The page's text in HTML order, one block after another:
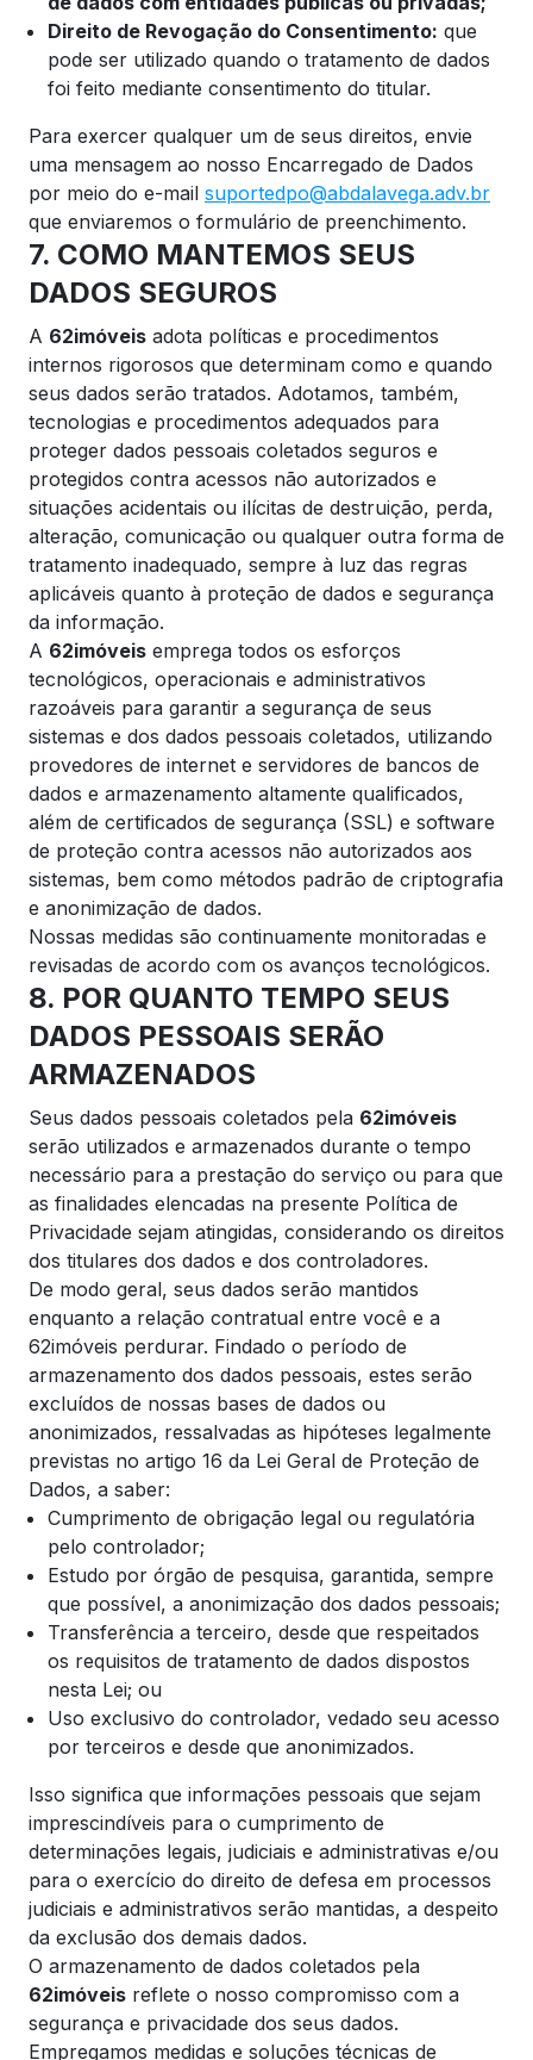
Direito de Revogação do Consentimento: que
pode ser utilizado quando o tratamento de dados
foi feito mediante consentimento do titular.
Para exercer qualquer um de seus direitos, envie
uma mensagem ao nosso Encarregado de Dados
por meio do e-mail suportedpo@abdalavega.adv.br
que enviaremos o formulário de preenchimento.
7. COMO MANTEMOS SEUS
DADOS SEGUROS
A 62imóveis adota políticas e procedimentos
internos rigorosos que determinam como e quando
seus dados serão tratados. Adotamos, também,
tecnologias e procedimentos adequados para
proteger dados pessoais coletados seguros e
protegidos contra acessos não autorizados e
situações acidentais ou ilícitas de destruição, perda,
alteração, comunicação ou qualquer outra forma de
tratamento inadequado, sempre à luz das regras
aplicáveis quanto à proteção de dados e segurança
da informação.
A 62imóveis emprega todos os esforços
tecnológicos, operacionais e administrativos
razoáveis para garantir a segurança de seus
sistemas e dos dados pessoais coletados, utilizando
provedores de internet e servidores de bancos de
dados e armazenamento altamente qualificados,
além de certificados de segurança (SSL) e software
de proteção contra acessos não autorizados aos
sistemas, bem como métodos padrão de criptografia
e anonimização de dados.
Nossas medidas são continuamente monitoradas e
revisadas de acordo com os avanços tecnológicos.
8. POR QUANTO TEMPO SEUS
DADOS PESSOAIS SERÃO
ARMAZENADOS
Seus dados pessoais coletados pela 62imóveis
serão utilizados e armazenados durante o tempo
necessário para a prestação do serviço ou para que
as finalidades elencadas na presente Política de
Privacidade sejam atingidas, considerando os direitos
dos titulares dos dados e dos controladores.
De modo geral, seus dados serão mantidos
enquanto a relação contratual entre você e a
62imóveis perdurar. Findado o período de
armazenamento dos dados pessoais, estes serão
excluídos de nossas bases de dados ou
anonimizados, ressalvadas as hipóteses legalmente
previstas no artigo 16 da Lei Geral de Proteção de
Dados, a saber:
Cumprimento de obrigação legal ou regulatória
pelo controlador;
Estudo por órgão de pesquisa, garantida, sempre
que possível, a anonimização dos dados pessoais;
Transferência a terceiro, desde que respeitados
os requisitos de tratamento de dados dispostos
nesta Lei; ou
Uso exclusivo do controlador, vedado seu acesso
por terceiros e desde que anonimizados.
Isso significa que informações pessoais que sejam
imprescindíveis para o cumprimento de
determinações legais, judiciais e administrativas e/ou
para o exercício do direito de defesa em processos
judiciais e administrativos serão mantidas, a despeito
da exclusão dos demais dados.
O armazenamento de dados coletados pela
62imóveis reflete o nosso compromisso com a
segurança e privacidade dos seus dados.
Empregamos medidas e soluções técnicas de